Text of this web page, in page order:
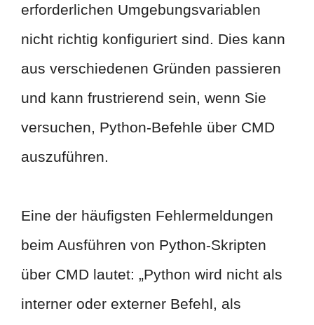
erforderlichen Umgebungsvariablen
nicht richtig konfiguriert sind. Dies kann
aus verschiedenen Gründen passieren
und kann frustrierend sein, wenn Sie
versuchen, Python-Befehle über CMD
auszuführen.
Eine der häufigsten Fehlermeldungen
beim Ausführen von Python-Skripten
über CMD lautet: „Python wird nicht als
interner oder externer Befehl, als